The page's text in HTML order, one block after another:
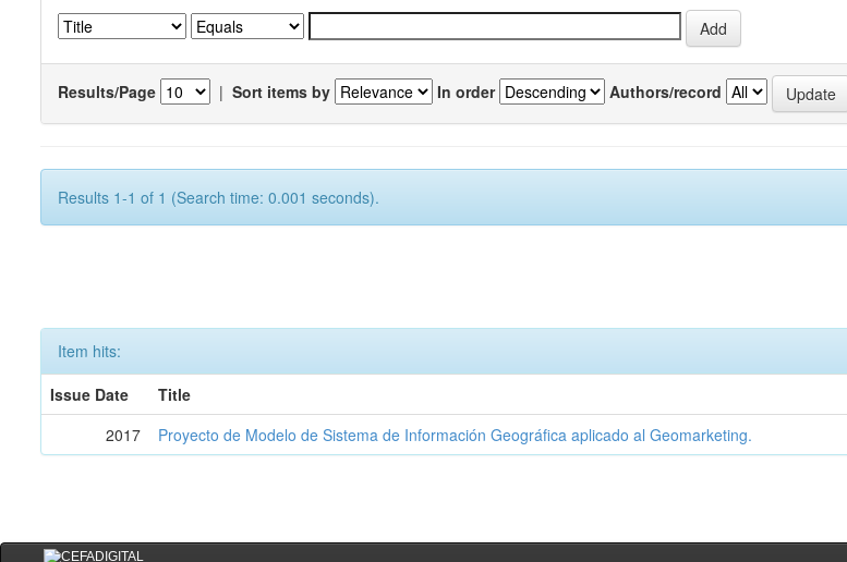
Results/Page | Sort items by In order Authors/record
Results 1-1 of 1 (Search time: 0.001 seconds).
Item hits:
Issue Date
Title
2017
Proyecto de Modelo de Sistema de Información Geográfica aplicado al Geomarketing.